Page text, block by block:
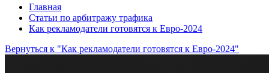
Главная
Статьи по арбитражу трафика
Как рекламодатели готовятся к Евро-2024
Вернуться к "Как рекламодатели готовятся к Евро-2024"